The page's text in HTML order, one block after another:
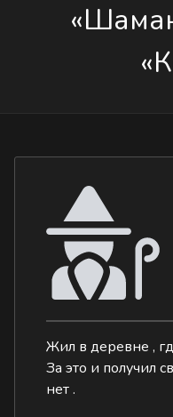
Жил в деревне ,
За это и получил
нет .